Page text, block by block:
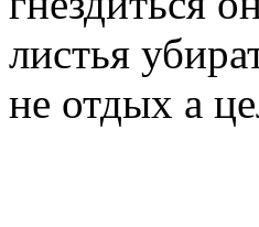
листья
не отдых а